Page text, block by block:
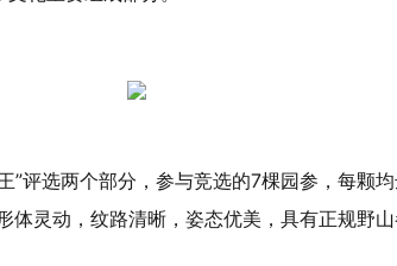
”评选两个部分，参与竞选的7棵园参，每颗
灵动，纹路清晰，姿态优美，具有正规野山